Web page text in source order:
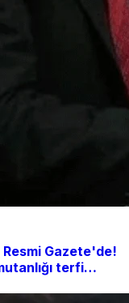
Resmi Gazete'de!
terfi